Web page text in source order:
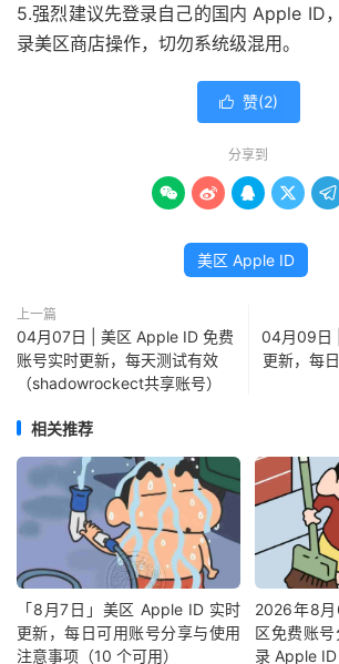
5.强烈建议先登录自己的国内 Apple ID
录美区商店操作，切勿系统级混用。
 赞(2)
分享到
    
美区 Apple ID
上一篇
04月07日 | 美区 Apple ID 免费
账号实时更新，每天测试有效
（shadowrockect共享账号）
04月09日
更新，每
相关推荐
「8月7日」美区 Apple ID 实时
更新，每日可用账号分享与使用
注意事项（10 个可用）
2026年8
区免费账
录 Apple